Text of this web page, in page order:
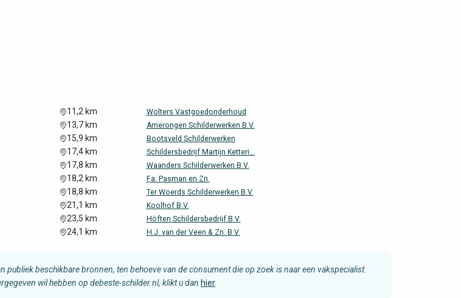
11,2 km Wolters Vastgoedonderhoud
13,7 km Amerongen Schilderwerken B.V.
15,9 km Bootsveld Schilderwerken
17,4 km Schildersbedrijf Martijn Ketteri...
17,8 km Waanders Schilderwerken B.V.
18,2 km Fa. Pasman en Zn.
18,8 km Ter Woerds Schilderwerken B.V.
21,1 km Koolhof B.V.
23,5 km Höften Schildersbedrijf B.V.
24,1 km H.J. van der Veen & Zn. B.V.
beschikbare bronnen, ten behoeve van de consument die op zoek is naar een vakspecialist.
wil hebben op debeste-schilder.nl, klikt u dan hier